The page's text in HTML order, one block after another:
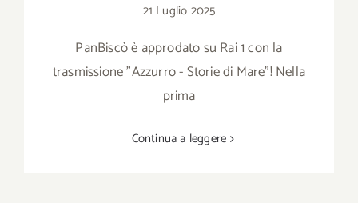
21 Luglio 2025
PanBiscò è approdato su Rai 1 con la
trasmissione "Azzurro - Storie di Mare"! Nella
prima
Continua a leggere